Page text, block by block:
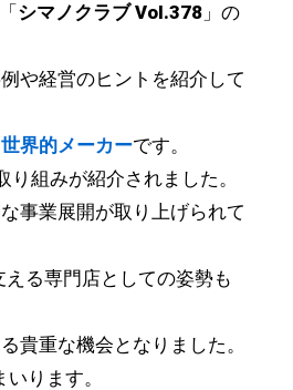
シマノクラブ Vol.378」の
や経営のヒントを紹介して
世界的メーカーです。
り組みが紹介されました。
事業展開が取り上げられて
る専門店としての姿勢も
貴重な機会となりました。
ります。